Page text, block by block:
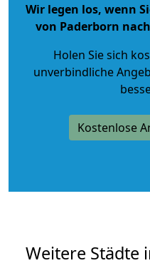
Wir legen los, wenn
von Paderborn
Holen Sie sich
unverbindliche
Kostenlose
Weitere Städte